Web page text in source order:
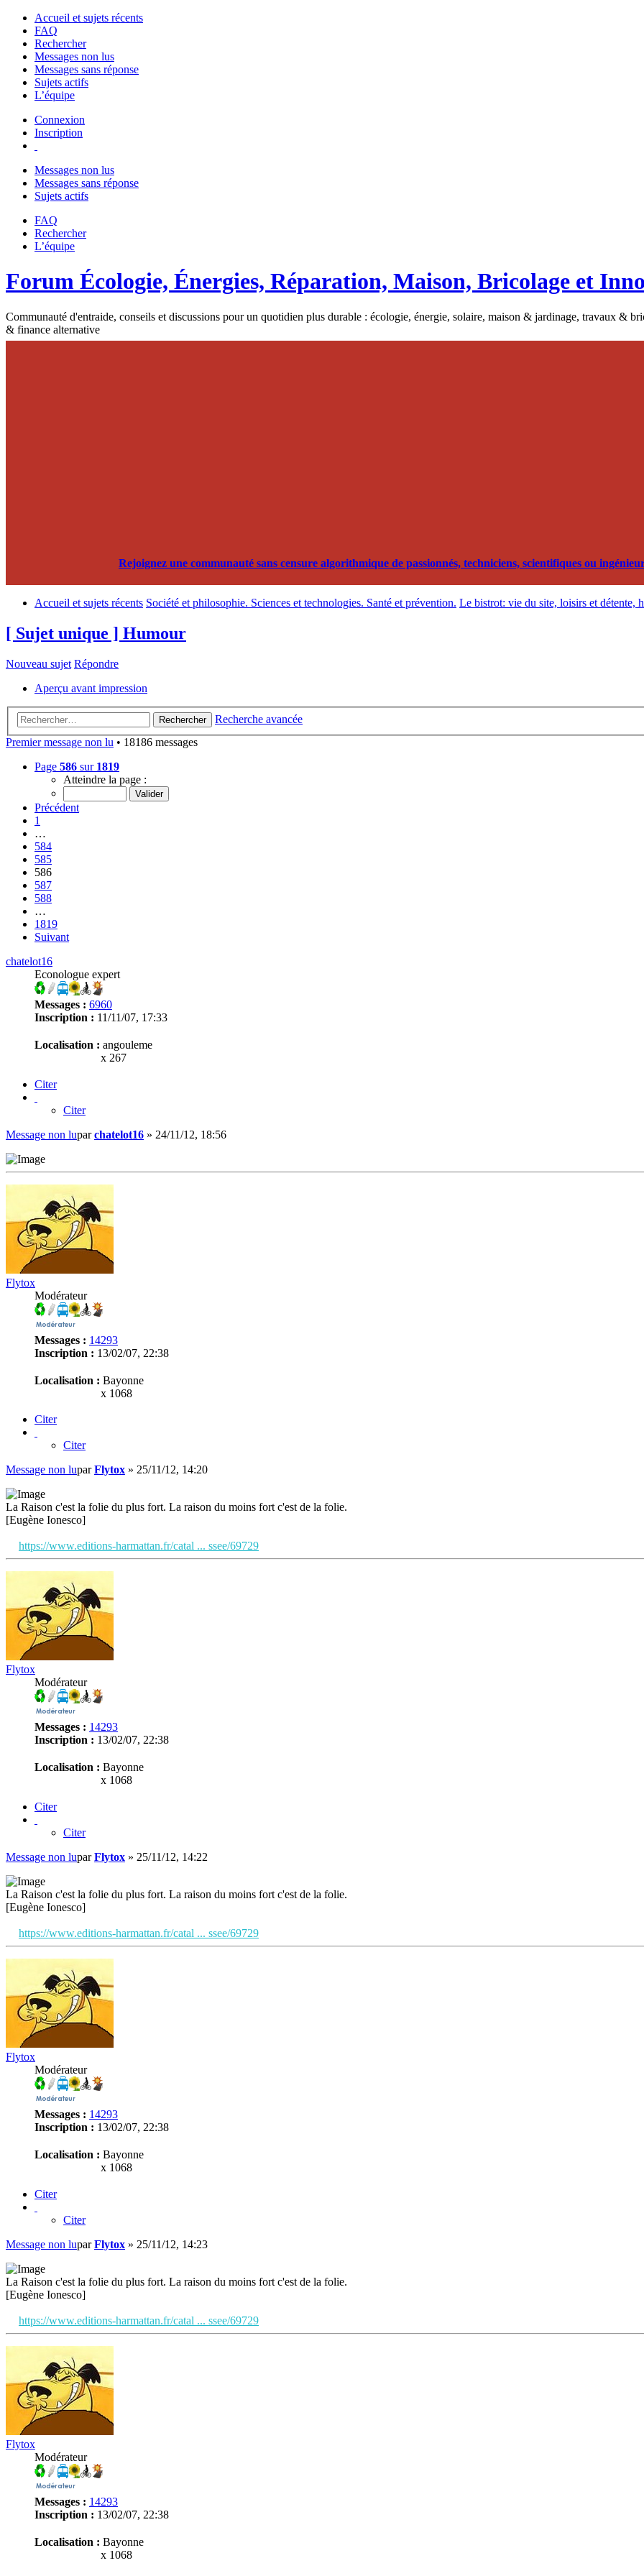
Accueil et sujets récents
FAQ
Rechercher
Messages non lus
Messages sans réponse
Sujets actifs
L’équipe
Connexion
Inscription
Messages non lus
Messages sans réponse
Sujets actifs
FAQ
Rechercher
L’équipe
Forum Écologie, Énergies, Réparation, Maison, Bricolage et
Communauté d'entraide, conseils et discussions pour un quotidien plus durable : écologie, énergie, solaire, maison & jardinage, travaux &
& finance alternative
Rejoignez une communauté sans censure algorithmique de passionnés, techniciens, scientifiques ou
Accueil et sujets récents Société et philosophie. Sciences et technologies. Santé et prévention. Le bistrot: vie du site, loisirs et détente,
[ Sujet unique ] Humour
Nouveau sujet Répondre
Aperçu avant impression
Rechercher
Recherche avancée
Premier message non lu • 18186 messages
Page 586 sur 1819
Atteindre la page :
Précédent
1
…
584
585
586
587
588
…
1819
Suivant
chatelot16
Econologue expert
Messages : 6960
Inscription : 11/11/07, 17:33
Localisation : angouleme
x 267
Citer
Citer
Message non luparchatelot16 » 24/11/12, 18:56
Flytox
Modérateur
Messages : 14293
Inscription : 13/02/07, 22:38
Localisation : Bayonne
x 1068
Citer
Citer
Message non luparFlytox » 25/11/12, 14:20
La Raison c'est la folie du plus fort. La raison du moins fort c'est de la folie.
[Eugène Ionesco]
https://www.editions-harmattan.fr/catal ... ssee/69729
Flytox
Modérateur
Messages : 14293
Inscription : 13/02/07, 22:38
Localisation : Bayonne
x 1068
Citer
Citer
Message non luparFlytox » 25/11/12, 14:22
La Raison c'est la folie du plus fort. La raison du moins fort c'est de la folie.
[Eugène Ionesco]
https://www.editions-harmattan.fr/catal ... ssee/69729
Flytox
Modérateur
Messages : 14293
Inscription : 13/02/07, 22:38
Localisation : Bayonne
x 1068
Citer
Citer
Message non luparFlytox » 25/11/12, 14:23
La Raison c'est la folie du plus fort. La raison du moins fort c'est de la folie.
[Eugène Ionesco]
https://www.editions-harmattan.fr/catal ... ssee/69729
Flytox
Modérateur
Messages : 14293
Inscription : 13/02/07, 22:38
Localisation : Bayonne
x 1068